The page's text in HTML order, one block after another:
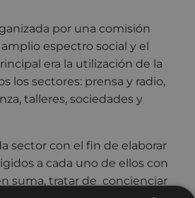
por una comisión
espectro social y el
era la utilización de la
los sectores: prensa y radio,
talleres, sociedades y
sector con el fin de elaborar
a cada uno de ellos con
suma, tratar de concienciar